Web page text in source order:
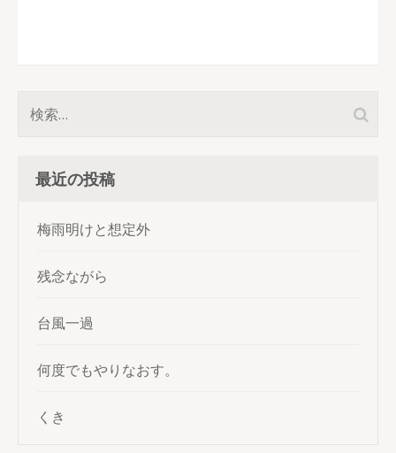
検
最近の投稿
梅雨明けと想定外
残念ながら
台風一過
何度でもやりなおす。
くき